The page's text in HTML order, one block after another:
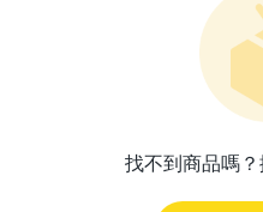
找不到商品嗎